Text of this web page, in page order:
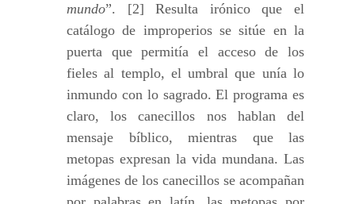
mundo”. [2] Resulta irónico que el
catálogo de improperios se sitúe en la
puerta que permitía el acceso de los
fieles al templo, el umbral que unía lo
inmundo con lo sagrado. El programa es
claro, los canecillos nos hablan del
mensaje bíblico, mientras que las
metopas expresan la vida mundana. Las
imágenes de los canecillos se acompañan